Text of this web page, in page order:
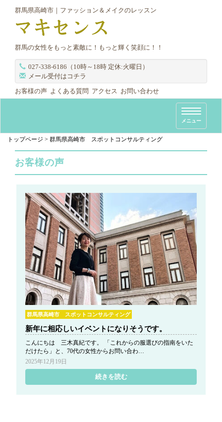
群馬県高崎市｜ファッション＆メイクのレッスン
群馬の女性をもっと素敵に！もっと輝く笑顔に！！
027-338-6186（10時～18時 定休:火曜日）
メール受付はコチラ
お客様の声 よくある質問 アクセス お問い合わせ
T
o
g
e
v
i
g
a
t
i
o
n
メニュー
トップページ > 群馬県高崎市 スポットコンサルティング
お客様の声
群馬県高崎市 スポットコンサルティング
新年に相応しいイベントになりそうです。
こんにちは 三木真紀です。 「これからの服選びの指南をいた
だけたら」と、70代の女性からお問い合わ…
2025年12月19日
続きを読む